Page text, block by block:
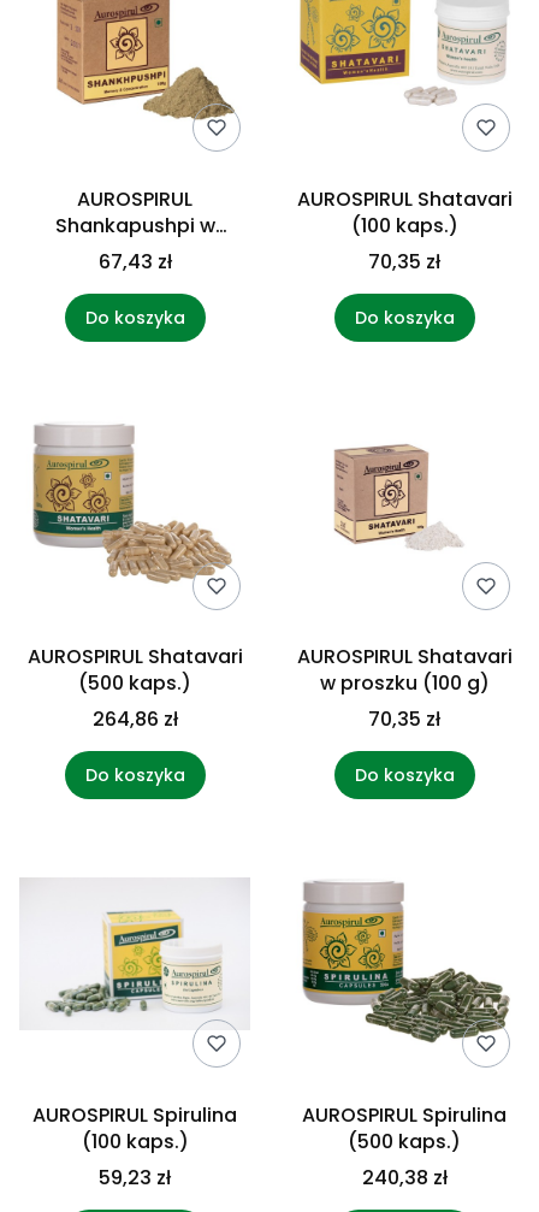
AUROSPIRUL
Shankapushpi w
proszku (100 g)
67,43 zł
Do koszyka
AUROSPIRUL Shatavari
(100 kaps.)
70,35 zł
Do koszyka
AUROSPIRUL Shatavari
(500 kaps.)
264,86 zł
Do koszyka
AUROSPIRUL Shatavari
w proszku (100 g)
70,35 zł
Do koszyka
AUROSPIRUL Spirulina
(100 kaps.)
59,23 zł
AUROSPIRUL Spirulina
(500 kaps.)
240,38 zł